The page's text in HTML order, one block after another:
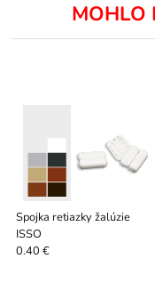
MOHLO
Spojka retiazky žalúzie
ISSO
0.40 €